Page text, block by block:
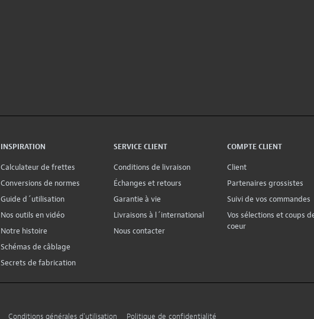
INSPIRATION
Calculateur de frettes
Conversions de normes
Guide d´utilisation
Nos outils en vidéo
Notre histoire
Schémas de câblage
Secrets de fabrication
SERVICE CLIENT
Conditions de livraison
Échanges et retours
Garantie à vie
Livraisons à l´international
Nous contacter
COMPTE CLIENT
Client
Partenaires grossistes
Suivi de vos commandes
Vos sélections et coups
coeur
Conditions générales d’utilisation Politique de confidentialité